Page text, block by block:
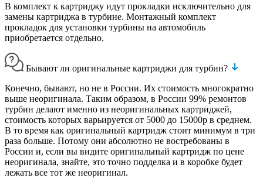
В комплект к картриджу идут прокладки исключительно для
замены картриджа в турбине. Монтажный комплект
прокладок для установки турбины на автомобиль
приобретается отдельно.
Бывают ли оригинальные картриджи для турбин?
Конечно, бывают, но не в России. Их стоимость многократно
выше неоригинала. Таким образом, в России 99% ремонтов
турбин делают именно из неоригинальных картриджей,
стоимость которых варьируется от 5000 до 15000р в среднем.
В то время как оригинальный картридж стоит минимум в три
раза больше. Потому они абсолютно не востребованы в
России и, если вы видите оригинальный картридж по цене
неоригинала, знайте, это точно подделка и в коробке будет
лежать все тот же неоригинал.